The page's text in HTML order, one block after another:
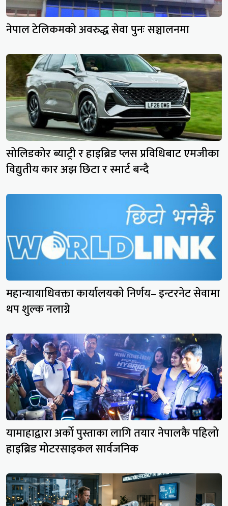
नेपाल टेलिकमको अवरुद्ध सेवा पुनः सञ्चालनमा
सोलिडकोर ब्याट्री र हाइब्रिड प्लस प्रविधिबाट एमजीका
विद्युतीय कार अझ छिटा र स्मार्ट बन्दै
महान्यायाधिवक्ता कार्यालयको निर्णय– इन्टरनेट सेवामा
थप शुल्क नलाग्ने
यामाहाद्वारा अर्को पुस्ताका लागि तयार नेपालकै पहिलो
हाइब्रिड मोटरसाइकल सार्वजनिक